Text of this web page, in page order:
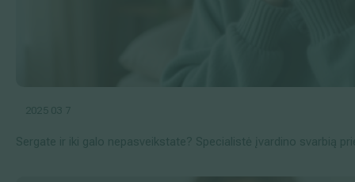
2025 03 7
Sergate ir iki galo nepasveikstate? Specialistė įvardino svarbią